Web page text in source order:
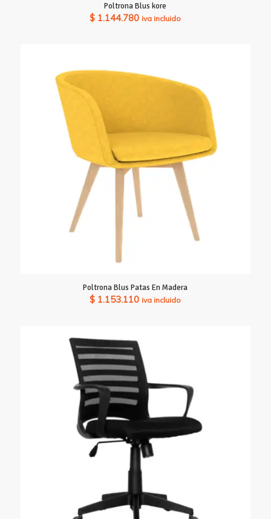
Poltrona Blus kore
$ 1.144.780 iva incluido
Poltrona Blus Patas En Madera
$ 1.153.110 iva incluido